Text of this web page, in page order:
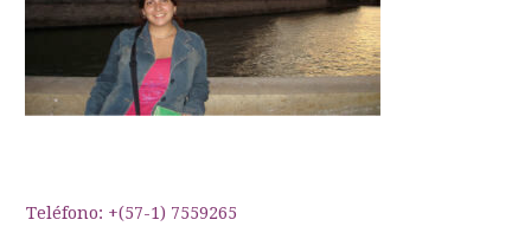
Teléfono: +(57-1) 7559265